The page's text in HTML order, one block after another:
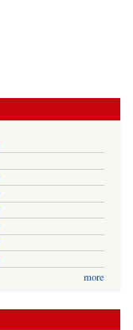
more